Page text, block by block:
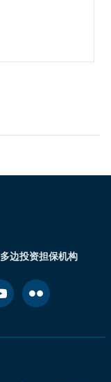
多边投资担保机构